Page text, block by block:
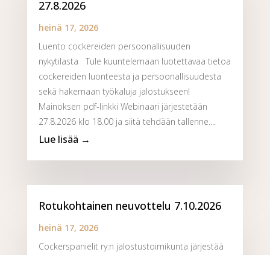
27.8.2026
heinä 17, 2026
Luento cockereiden persoonallisuuden
nykytilasta Tule kuuntelemaan luotettavaa tietoa
cockereiden luonteesta ja persoonallisuudesta
sekä hakemaan työkaluja jalostukseen!
Mainoksen pdf-linkki Webinaari järjestetään
27.8.2026 klo 18.00 ja siitä tehdään tallenne....
Rotukohtainen neuvottelu 7.10.2026
heinä 17, 2026
Cockerspanielit ry:n jalostustoimikunta järjestää